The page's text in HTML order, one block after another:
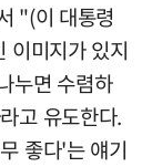
"(이 대통령
이미지가 있지
누면 수렴하
고 유도한다.
좋다'는 얘기